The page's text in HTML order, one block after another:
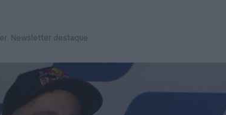
Newsletter destaque